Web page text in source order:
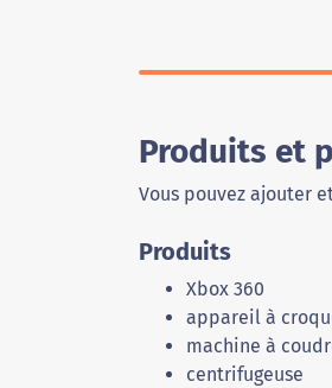
Produits et
Vous pouvez ajouter
Produits
Xbox 360
appareil à
machine à
centrifugeuse